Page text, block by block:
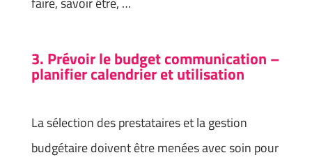
3. Prévoir le budget communication –
planifier calendrier et utilisation
La sélection des prestataires et la gestion
budgétaire doivent être menées avec soin pour